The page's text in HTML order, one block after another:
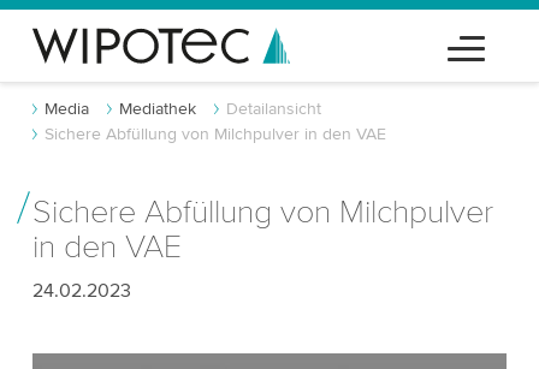
Media Mediathek
Detailansicht
Sichere Abfüllung von Milchpulver in den VAE
Sichere Abfüllung von Milchpulver
in den VAE
24.02.2023